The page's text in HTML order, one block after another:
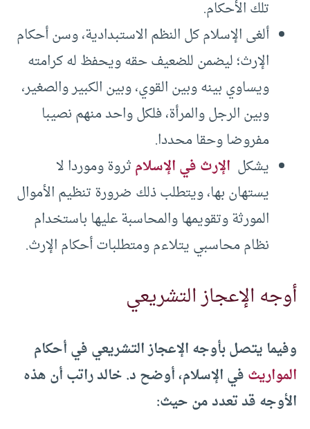
تلك الأحكام.
ألغى الإسلام كل النظم الاستبدادية، وسن أحكام
الإرث؛ ليضمن للضعيف حقه ويحفظ له كرامته
ويساوي بينه وبين القوي، وبين الكبير والصغير،
وبين الرجل والمرأة، فلكل واحد منهم نصيبا
مفروضا وحقا محددا.
يشكل الإرث في الإسلامثروة وموردا لا
يستهان بها، ويتطلب ذلك ضرورة تنظيم الأموال
المورثة وتقويمها والمحاسبة عليها باستخدام
نظام محاسبي يتلاءم ومتطلبات أحكام الإرث.
أوجه الإعجاز التشريعي
وفيما يتصل بأوجه الإعجاز التشريعي في أحكام
المواريثفي الإسلام، أوضح د. خالد راتب أن هذه
الأوجه قد تعدد من حيث: